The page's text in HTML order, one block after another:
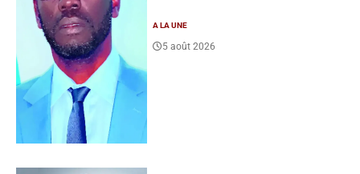
A LA UNE
5 août 2026